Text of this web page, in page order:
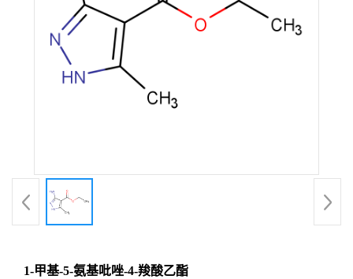
1-甲基-5-氨基吡唑-4-羧酸乙酯